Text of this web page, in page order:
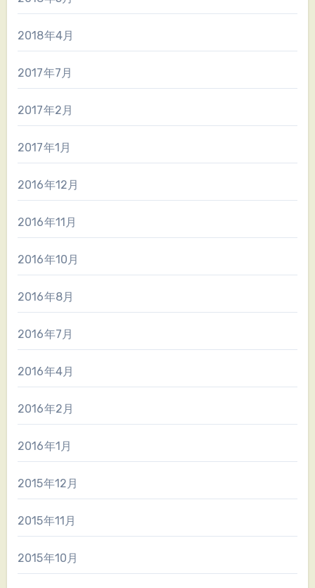
2018年4月
2017年7月
2017年2月
2017年1月
2016年12月
2016年11月
2016年10月
2016年8月
2016年7月
2016年4月
2016年2月
2016年1月
2015年12月
2015年11月
2015年10月